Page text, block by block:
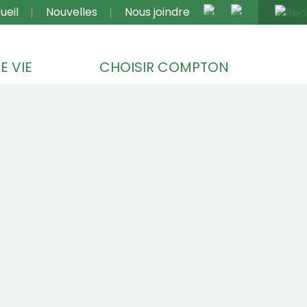
Nouvelles Nous joindre
VIE CHOISIR COMPTON